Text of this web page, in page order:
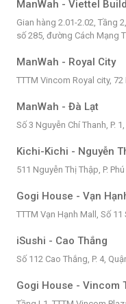
ManWah - Viettel
Gian hàng 2.01-2.02, Tầng
số 285, đường Cách Mạng
ManWah - Royal City
TTTM Vincom Royal city,
ManWah - Đà Lạt
Số 3 Nguyễn Chí Thanh, P.
Kichi-Kichi - Nguyễn
511 Nguyễn Thị Thập, P.
Gogi House - Vạn
TTTM Vạn Hạnh Mall, Số 11
iSushi - Cao Thắng
Số 112 Cao Thắng, P. 4,
Gogi House - Vincom